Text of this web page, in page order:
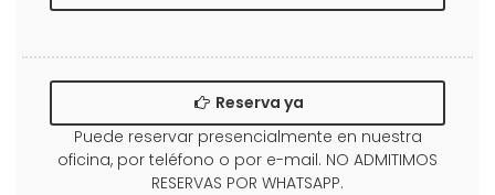
Reserva ya
Puede reservar presencialmente en nuestra
oficina, por teléfono o por e-mail. NO ADMITIMOS
RESERVAS POR WHATSAPP.